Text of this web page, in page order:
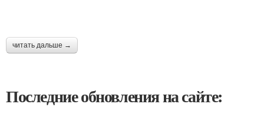
читать дальше →
Последние обновления на сайте: